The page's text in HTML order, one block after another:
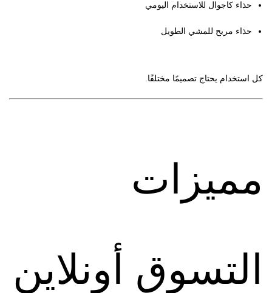
حذاء كاجوال للاستخدام اليومي
حذاء مريح للمشي الطويل
كل استخدام يحتاج تصميمًا مختلفًا.
مميزات
التسوق أونلاين